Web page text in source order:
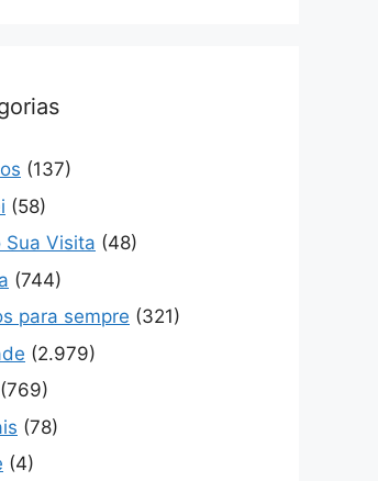
(137)
(58)
Sua Visita (48)
(744)
para sempre (321)
(2.979)
(769)
(78)
(4)